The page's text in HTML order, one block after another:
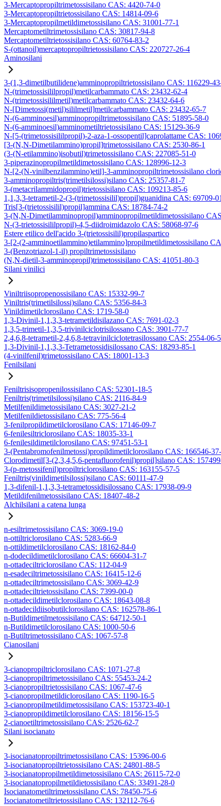
3-Mercaptopropiltrimetossisilano CAS: 4420-74-0
3-Mercaptopropiltrietossisilano CAS: 14814-09-6
3-Mercaptopropilmetildimetossisilano CAS: 31001-77-1
Mercaptometiltrimetossisilano CAS: 30817-94-8
Mercaptometiltrietossisilano CAS: 60764-83-2
S-(ottanoil)mercaptopropiltrietossisilano CAS: 220727-26-4
Aminosilani
3-(1,3-dimetilbutilidene)amminopropiltrietossisilano CAS: 116229-
N-(trimetossisililpropil)metilcarbammato CAS: 23432-62-4
N-(trimetossisililmetil)metilcarbammato CAS: 23432-64-6
N-[Dimetossi(metil)sililmetil]metilcarbammato CAS: 23432-65-7
N-(6-amminoesil)amminopropiltrimetossisilano CAS: 51895-58-0
N-(6-amminoesil)amminometiltrietossisilano CAS: 15129-36-9
N-[5-(trimetossisililpropil)-2-aza-1-ossopentil]caprolattame CAS:
[3-(N,N-Dimetilammino)propil]trimetossisilano CAS: 2530-86-1
(3-(N-etilammino)isobutil)trimetossisilano CAS: 227085-51-0
3-piperazinopropilmetildimetossisilano CAS: 128996-12-3
N-[2-(N-vinilbenzilammino)etil]-3-amminopropiltrimetossisilano
3-amminopropiltris(trimetilsilossi)silano CAS: 25357-81-7
3-(metacrilammidopropil)trietossisilano CAS: 109213-85-6
1,1,3,3-tetrametil-2-(3-(trimetossisilil)propil)guanidina CAS: 69709-
Tris[3-(trietossisilil)propil]ammina CAS: 18784-74-2
3-(N,N-Dimetilamminopropil)amminopropilmetildimetossisilano
N-(3-trietossisililpropil)-4,5-diidroimidazolo CAS: 58068-97-6
Estere etilico dell'acido 3-(trietossisilil)propilaspartico
3-[2-(2-amminoetilammino)etilammino]propilmetildimetossisilano
3-(Benzotriazol-1-il) propiltrimetossisilano
(N,N-dietil-3-amminopropil)trimetossisilano CAS: 41051-80-3
Silani vinilici
Viniltriisopropenossisilano CAS: 15332-99-7
Viniltris(trimetilsilossi)silano CAS: 5356-84-3
Vinildimetilclorosilano CAS: 1719-58-0
1,3-Divinil-1,1,3,3-tetrametildisilazano CAS: 7691-02-3
1,3,5-trimetil-1,3,5-trivinilciclotrisilossano CAS: 3901-77-7
2,4,6,8-tetrametil-2,4,6,8-tetravinilciclotetrasilossano CAS: 2554-06-5
1,3-Divinil-1,1,3,3-Tetrametossidisilossano CAS: 18293-85-1
(4-vinilfenil)trimetossisilano CAS: 18001-13-3
Fenilsilani
Feniltrisisopropenilossisilano CAS: 52301-18-5
Feniltris(trimetilsilossi)silano CAS: 2116-84-9
Metilfenildimetossisilano CAS: 3027-21-2
Metilfenildietossisilano CAS: 775-56-4
3-fenilpropildimetilclorosilano CAS: 17146-09-7
6-fenilesiltriclorosilano CAS: 18035-33-1
6-fenilesildimetilclorosilano CAS: 97451-53-1
3-(Pentabromofenilmetossi)propildimetilclorosilano CAS: 166546-
Clorodimetil[3-(2,3,4,5,6-pentafluorofenil)propil]silano CAS:
3-(p-metossifenil)propiltriclorosilano CAS: 163155-57-5
Feniltris(vinildimetilsilossi)silano CAS: 60111-47-9
1,3-difenil-1,1,3,3-tetrametossidisilossano CAS: 17938-09-9
Metildifenilmetossisilano CAS: 18407-48-2
Alchilsilani a catena lunga
n-esiltrimetossisilano CAS: 3069-19-0
n-ottiltriclorosilano CAS: 5283-66-9
n-ottildimetilclorosilano CAS: 18162-84-0
n-dodecildimetilclorosilano CAS: 66604-31-7
n-ottadeciltriclorosilano CAS: 112-04-9
n-esadeciltrimetossisilano CAS: 16415-12-6
n-ottadeciltrimetossisilano CAS: 3069-42-9
n-ottadeciltrietossisilano CAS: 7399-00-0
n-ottadecildimetilclorosilano CAS: 18643-08-8
n-ottadecildiisobutilclorosilano CAS: 162578-86-1
n-Butildimetilmetossisilano CAS: 64712-50-1
n-Butildimetilclorosilano CAS: 1000-50-6
n-Butiltrimetossisilano CAS: 1067-57-8
Cianosilani
3-cianopropiltriclorosilano CAS: 1071-27-8
3-cianopropiltrimetossisilano CAS: 55453-24-2
3-cianopropiltrietossisilano CAS: 1067-47-6
3-cianopropilmetildiclorosilano CAS: 1190-16-5
3-cianopropilmetildimetossisilano CAS: 153723-40-1
3-cianopropildimetilclorosilano CAS: 18156-15-5
2-cianoetiltrimetossisilano CAS: 2526-62-7
Silani isocianato
3-isocianatopropiltrimetossisilano CAS: 15396-00-6
3-isocianatopropiltrietossisilano CAS: 24801-88-5
3-isocianatopropilmetildimetossisilano CAS: 26115-72-0
3-isocianatopropilmetildietossisilano CAS: 33491-28-0
Isocianatometiltrimetossisilano CAS: 78450-75-6
Isocianatometiltrietossisilano CAS: 132112-76-6